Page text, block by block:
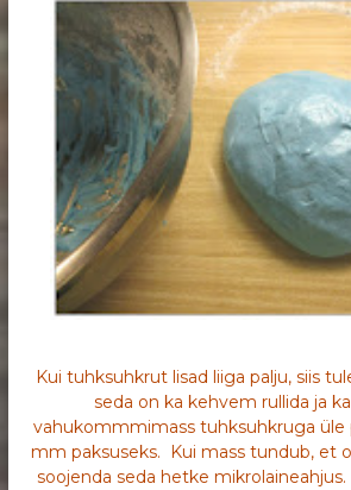
Kui tuhksuhkrut lisad liiga palju, siis
seda on ka kehvem rullida ja
vahukommmimass tuhksuhkruga üle
mm paksuseks. Kui mass tundub, et
soojenda seda hetke